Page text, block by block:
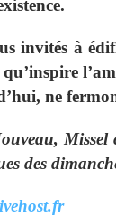
invités à
ne
des